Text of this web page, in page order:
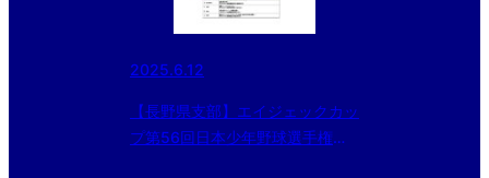
2025.6.12
【長野県支部】エイジェックカッ
プ第56回日本少年野球選手権大